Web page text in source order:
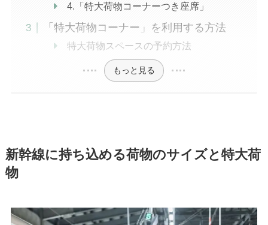
4.「特大荷物コーナーつき座席」
「特大荷物コーナー」を利用する方法
特大荷物スペースの予約方法
もっと見る
新幹線に持ち込める荷物のサイズと特大荷
物